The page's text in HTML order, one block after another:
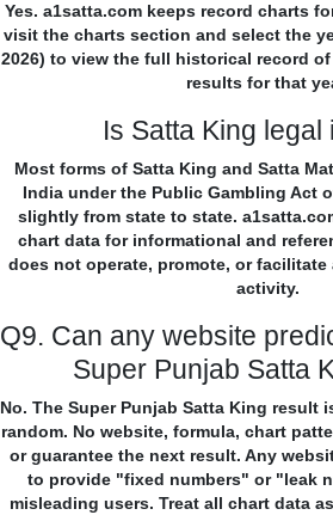
Yes. a1satta.com keeps record charts
visit the charts section and select the
2026) to view the full historical record
results for that
Is Satta King legal
Most forms of Satta King and Satta
India under the Public Gambling Act
slightly from state to state.
chart data for informational and
does not operate, promote, or
activity.
Q9. Can any website
Super Punjab Satta
No. The Super Punjab Satta King result
random. No website, formula, chart
or guarantee the next result. Any
to provide "fixed numbers" or "leak
misleading users. Treat all chart data